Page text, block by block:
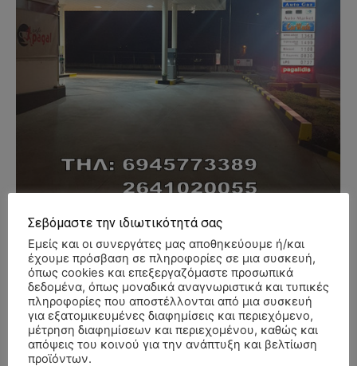
- Advertisment -
Σεβόμαστε την ιδιωτικότητά σας
Εμείς και οι συνεργάτες μας αποθηκεύουμε ή/και
έχουμε πρόσβαση σε πληροφορίες σε μια συσκευή,
όπως cookies και επεξεργαζόμαστε προσωπικά
δεδομένα, όπως μοναδικά αναγνωριστικά και τυπικές
πληροφορίες που αποστέλλονται από μια συσκευή
για εξατομικευμένες διαφημίσεις και περιεχόμενο,
μέτρηση διαφημίσεων και περιεχομένου, καθώς και
απόψεις του κοινού για την ανάπτυξη και βελτίωση
προϊόντων.